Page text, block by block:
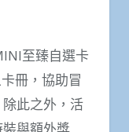
至臻自選卡
冊，協助冒
此之外，活